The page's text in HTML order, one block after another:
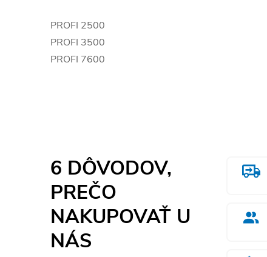
PROFI 2500
PROFI 3500
PROFI 7600
6 DÔVODOV,
PREČO
NAKUPOVAŤ U
NÁS